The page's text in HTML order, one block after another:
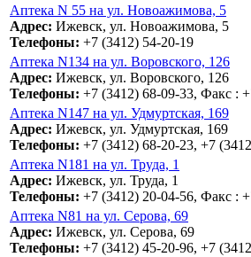
Аптека N 55 на ул. Новоажимова, 5
Адрес: Ижевск, ул. Новоажимова, 5
Телефоны: +7 (3412) 54-20-19
Аптека N134 на ул. Воровского, 126
Адрес: Ижевск, ул. Воровского, 126
Телефоны: +7 (3412) 68-09-33, Факс :
Аптека N147 на ул. Удмуртская, 169
Адрес: Ижевск, ул. Удмуртская, 169
Телефоны: +7 (3412) 68-20-23, +7
Аптека N181 на ул. Труда, 1
Адрес: Ижевск, ул. Труда, 1
Телефоны: +7 (3412) 20-04-56, Факс :
Аптека N81 на ул. Серова, 69
Адрес: Ижевск, ул. Серова, 69
Телефоны: +7 (3412) 45-20-96, +7